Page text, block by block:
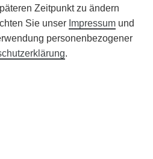
Zeitpunkt zu ändern
Sie unser Impressum und
personenbezogener
.